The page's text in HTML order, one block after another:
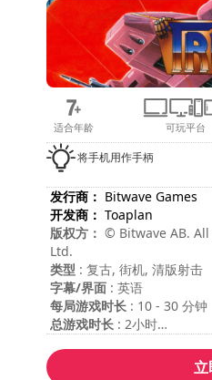
适合年龄 可玩平台
将手机用作手柄
发行商： Bitwave Games
开发商： Toaplan
版权方： © Bitwave AB. All
Ltd.
类型 : 复古, 街机, 清版射击
字幕/界面 : 英语
每局游戏时长 : 10 - 30 分钟
总游戏时长 : 2小时
立